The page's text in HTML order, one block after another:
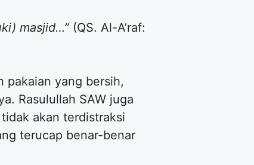
masjid…” (QS. Al-A’raf:
pakaian yang bersih,
Rasulullah SAW juga
akan terdistraksi
terucap benar-benar